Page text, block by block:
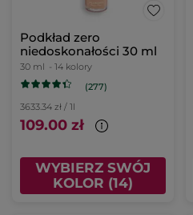
Podkład zero
niedoskonałości 30 ml
30 ml - 14 kolory
(277)
3633.34 zł / 1l
109.00 zł
WYBIERZ SWÓJ
KOLOR (14)